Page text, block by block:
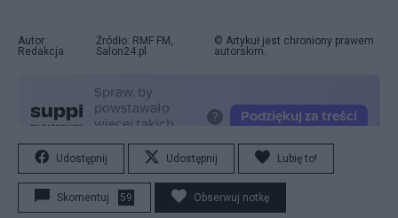
Autor:
Redakcja
Źródło: RMF FM,
Salon24.pl
© Artykuł jest chroniony prawem
autorskim.
Udostępnij Udostępnij Lubię to!
Skomentuj 59 Obserwuj notkę